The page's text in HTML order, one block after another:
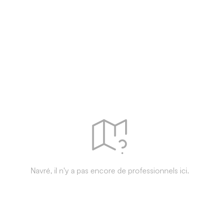
Navré, il n'y a pas encore de professionnels ici.